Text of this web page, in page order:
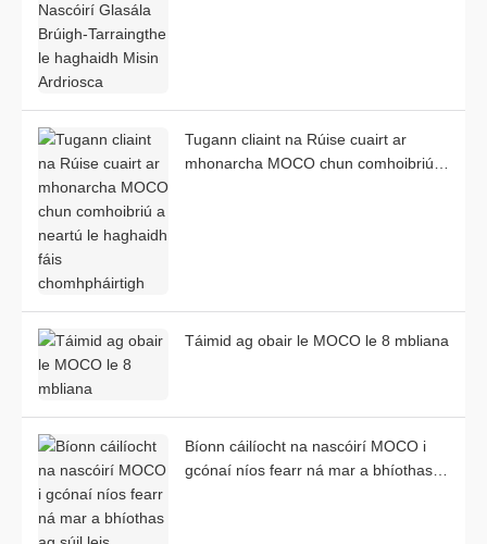
Tugann cliaint na Rúise cuairt ar
mhonarcha MOCO chun comhoibriú a
Táimid ag obair le MOCO le 8 mbliana
Bíonn cáilíocht na nascóirí MOCO i
gcónaí níos fearr ná mar a bhíothas